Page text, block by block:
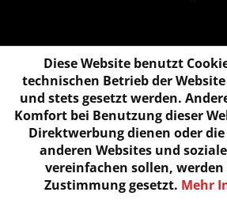
Diese Website benutzt
technischen Betrieb der
und stets gesetzt werden.
Komfort bei Benutzung dieser
Direktwerbung dienen oder
anderen Websites und
vereinfachen sollen,
Zustimmung gesetzt. Mehr